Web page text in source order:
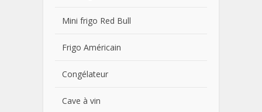
Mini frigo Red Bull
Frigo Américain
Congélateur
Cave à vin